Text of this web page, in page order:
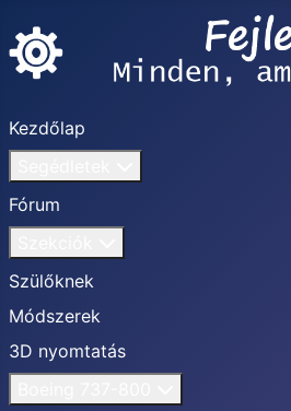
Kezdőlap
Fórum
Szülőknek
Módszerek
3D nyomtatás